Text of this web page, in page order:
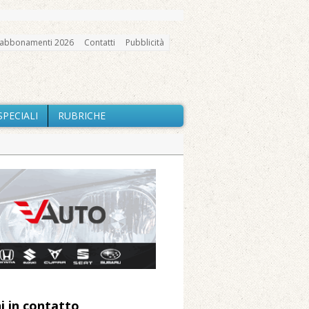
2026 Contatti Pubblicità
RUBRICHE
Marazzato
«Misura precauzionale e